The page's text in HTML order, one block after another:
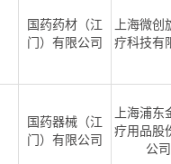
国药药材（江
门）有限公司
上海微创
疗科技有
国药器械（江
门）有限公司
上海浦东
疗用品股
公司